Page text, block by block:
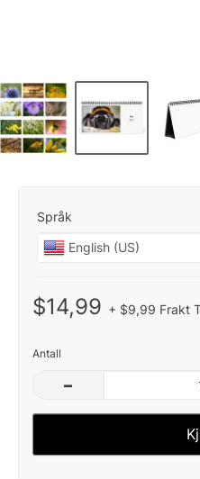
Språk
$14,99 + $9,99 Frakt
Antall
–